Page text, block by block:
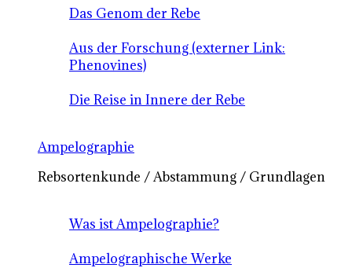
Das Genom der Rebe
Aus der Forschung (externer Link:
Phenovines)
Die Reise in Innere der Rebe
Ampelographie
Rebsortenkunde / Abstammung / Grundlagen
Was ist Ampelographie?
Ampelographische Werke